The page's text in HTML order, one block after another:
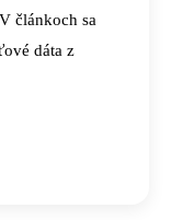
článkoch sa
dáta z